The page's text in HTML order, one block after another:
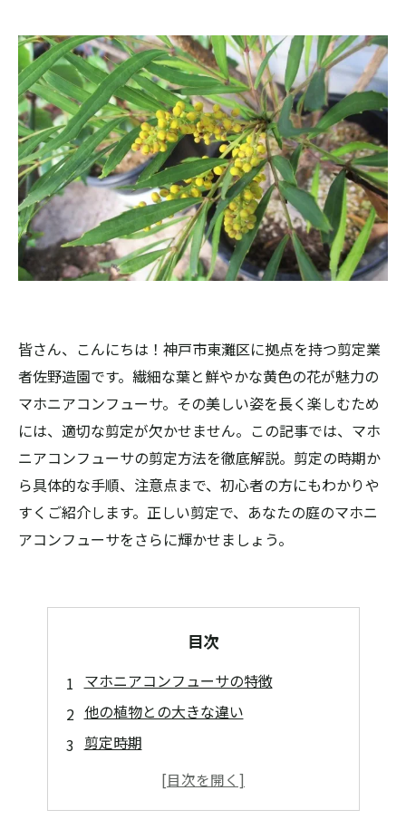
皆さん、こんにちは！神戸市東灘区に拠点を持つ剪定業
者佐野造園です。繊細な葉と鮮やかな黄色の花が魅力の
マホニアコンフューサ。その美しい姿を長く楽しむため
には、適切な剪定が欠かせません。この記事では、マホ
ニアコンフューサの剪定方法を徹底解説。剪定の時期か
ら具体的な手順、注意点まで、初心者の方にもわかりや
すくご紹介します。正しい剪定で、あなたの庭のマホニ
アコンフューサをさらに輝かせましょう。
目次
マホニアコンフューサの特徴
他の植物との大きな違い
剪定時期
剪定適期：3月、6月